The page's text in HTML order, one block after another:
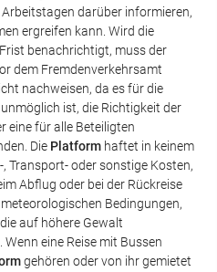
darüber informieren,
ergreifen kann. Wird die
benachrichtigt, muss der
dem Fremdenverkehrsamt
nachweisen, da es für die
ist, die Richtigkeit der
eine für alle Beteiligten
Die Platform haftet in keinem
Transport- oder sonstige Kosten,
Abflug oder bei der Rückreise
Bedingungen,
auf höhere Gewalt
eine Reise mit Bussen
gehören oder von ihr gemietet